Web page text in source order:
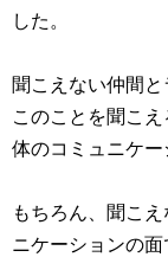
した。
聞こえない仲間と
このことを聞こえ
体のコミュニケ
もちろん、聞こ
ニケーシ ョンの